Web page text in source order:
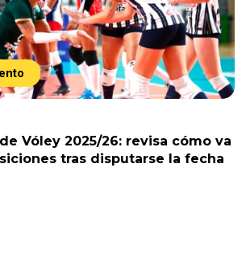
Vóley 2025/26: revisa cómo va
tras disputarse la fecha